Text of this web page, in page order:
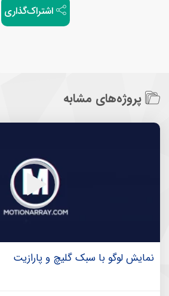
اشتراک‌گذاری
پروژه‌های مشابه
نمایش لوگو با سبک گلیچ و پارازیت